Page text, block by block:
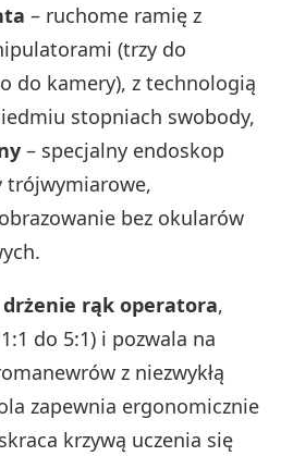
– ruchome ramię z
(trzy do
do kamery), z technologią
stopniach swobody,
– specjalny endoskop
trójwymiarowe,
bez okularów
rąk operatora,
do 5:1) i pozwala na
z niezwykłą
zapewnia ergonomicznie
krzywą uczenia się